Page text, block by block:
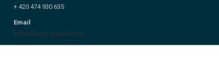
+ 420 474 930 635
Email
info(at)ana-aqualine.cz